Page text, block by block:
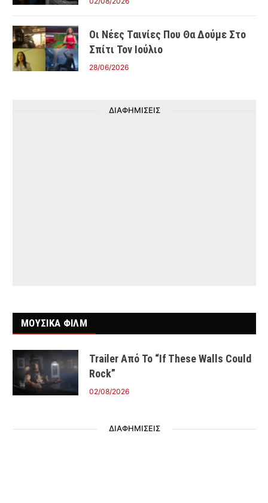
Οι Νέες Ταινίες Που Θα Δούμε Στο
Σπίτι Τον Ιούλιο
28/06/2026
ΔΙΑΦΗΜΙΣΕΙΣ
ΜΟΥΣΙΚΑ ΦΙΛΜ
Trailer Από Το “If These Walls Could
Rock”
02/08/2026
ΔΙΑΦΗΜΙΣΕΙΣ